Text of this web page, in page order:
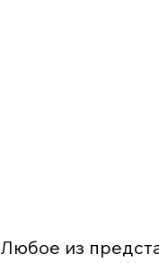
Любое из